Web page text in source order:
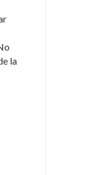
la